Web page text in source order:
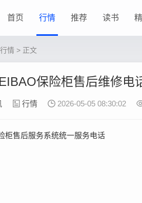
首页 行情 推荐 读书
行情 > 正文
保险柜售后维修电
行情 2026-05-05 08:30:02
柜售后服务系统统一服务电话